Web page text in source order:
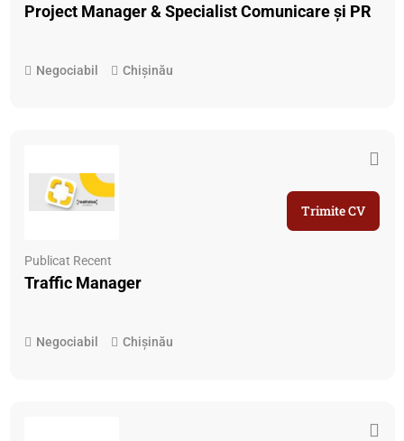
Project Manager & Specialist Comunicare și PR
Negociabil Chișinău
Publicat Recent
Traffic Manager
Negociabil Chișinău
Trimite CV